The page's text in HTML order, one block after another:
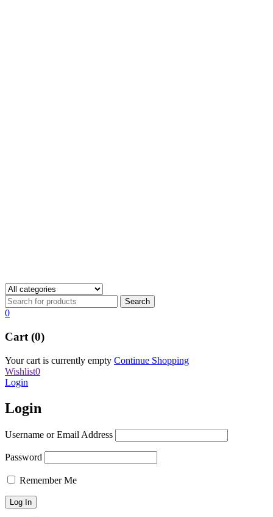
0
Cart (0)
Your cart is currently empty Continue Shopping
Wishlist0
Login
Login
Username or Email Address
Password
Remember Me